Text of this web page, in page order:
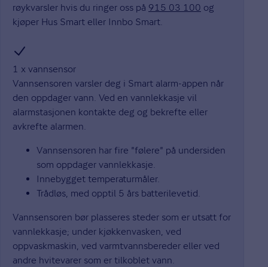
røykvarsler hvis du ringer oss på 915 03 100 og
kjøper Hus Smart eller Innbo Smart.
1 x vannsensor
Vannsensoren varsler deg i Smart alarm-appen når
den oppdager vann. Ved en vannlekkasje vil
alarmstasjonen kontakte deg og bekrefte eller
avkrefte alarmen.
Vannsensoren har fire "følere" på undersiden
som oppdager vannlekkasje.
Innebygget temperaturmåler.
Trådløs, med opptil 5 års batterilevetid.
Vannsensoren bør plasseres steder som er utsatt for
vannlekkasje; under kjøkkenvasken, ved
oppvaskmaskin, ved varmtvannsbereder eller ved
andre hvitevarer som er tilkoblet vann.